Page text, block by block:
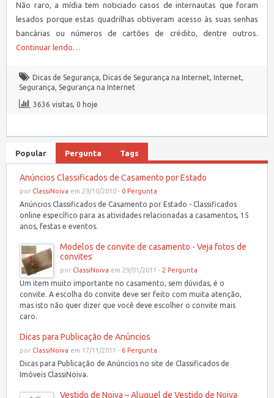
Não raro, a mídia tem noticiado casos de internautas que foram
lesados porque estas quadrilhas obtiveram acesso às suas senhas
bancárias ou números de cartões de crédito, dentre outros.
Continuar lendo…
Dicas de Segurança, Dicas de Segurança na Internet, Internet,
Segurança, Segurança na Internet
3636 visitas, 0 hoje
Popular Pergunta Tags
Anúncios Classificados de Casamento por Estado
por ClassiNoiva em 29/10/2010 - 0 Pergunta
Anúncios Classificados de Casamento por Estado - Classificados
online específico para as atividades relacionadas a casamentos, 15
anos, festas e eventos.
Modelos de convite de casamento - Veja fotos de
convites
por ClassiNoiva em 29/01/2011 - 2 Pergunta
Um item muito importante no casamento, sem dúvidas, é o
convite. A escolha do convite deve ser feito com muita atenção,
mas isto não quer dizer que você deve escolher o convite mais
caro.
Dicas para Publicação de Anúncios
por ClassiNoiva em 17/11/2011 - 6 Pergunta
Dicas para Publicação de Anúncios no site de Classificados de
Imóveis ClassiNoiva.
Vestido de Noiva – Aluguel de Vestido de Noiva